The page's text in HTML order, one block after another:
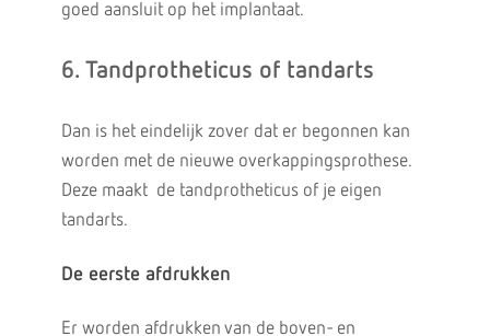
goed aansluit op het implantaat.
6. Tandprotheticus of tandarts
Dan is het eindelijk zover dat er begonnen kan
worden met de nieuwe overkappingsprothese.
Deze maakt de tandprotheticus of je eigen
tandarts.
De eerste afdrukken
Er worden afdrukken van de boven- en